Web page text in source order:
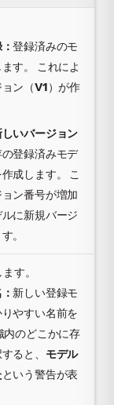
登録済みのモ
す。 これによ
ン（V1）が作
いバージョン
の登録済みモデ
成します。 こ
ン番号が増加
に新規バージ
。
す。
新しい登録モ
やすい名前を
内のどこかに存
ると、 モデル
という警告が表